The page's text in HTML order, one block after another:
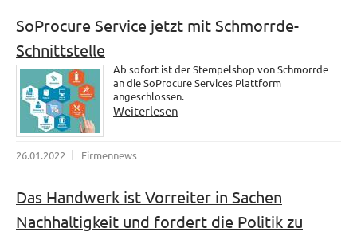
SoProcure Service jetzt mit Schmorrde-
Schnittstelle
Ab sofort ist der Stempelshop von Schmorrde
an die SoProcure Services Plattform
angeschlossen.
Weiterlesen
26.01.2022 Firmennews
Das Handwerk ist Vorreiter in Sachen
Nachhaltigkeit und fordert die Politik zu